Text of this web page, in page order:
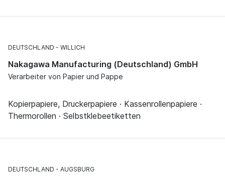
DEUTSCHLAND WILLICH
Nakagawa Manufacturing (Deutschland) GmbH
Verarbeiter von Papier und Pappe
Kopierpapiere, Druckerpapiere · Kassenrollenpapiere ·
Thermorollen · Selbstklebeetiketten
DEUTSCHLAND AUGSBURG